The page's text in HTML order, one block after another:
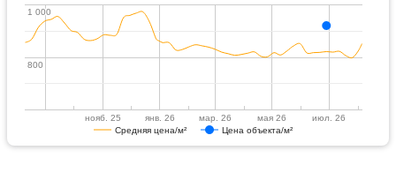
Средняя цена/м² Цена объекта/м²
нояб. 25 янв. 26 мар. 26 мая 26 июл. 26
800
800
1 000
1 000